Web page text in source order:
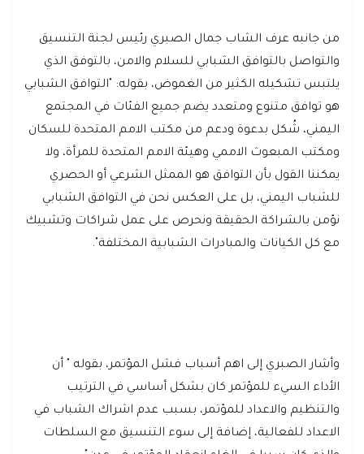
من جانبه عرف الشاب جمال الصبري رئيس لجنة التنسيق
والتواصل بالتوافق الشبابي للسلام والامن، بالتوفق الذي
يلتبس تشكيله الكثير من الغموض، بقوله: "التوافق الشبابي
هو توافق متنوع ومتعدد يضم جميع الفئات في المجتمع
اليمني، شُكل بدعوة ودعم من مكتب الامم المتحدة للسكان
ومكتب المبعوث الاممي وهيئة الامم المتحدة للمرأة، ولا
يمكننا القول بأن التوافق هو الممثل الشرعي أو الحصري
للشباب اليمني، بل على العكس نحن في التوافق الشبابي
نؤمن بالشراكة الحقيقة ونحرص على عمل شراكات وتشبيك
مع كل الكيانات والمبادرات الشبابية المختلفة".
وأشار الصبري إلى اهم أسباب فشل المؤتمر، بقوله " أن
الأداء السيء للمؤتمر كان بشكل أساسي في الترتيب
والتنظيم والاعداد للمؤتمر، بسبب عدم اشراك الشباب في
الاعداد للفعالية، إضافة إلى سوء التنسيق مع السلطات